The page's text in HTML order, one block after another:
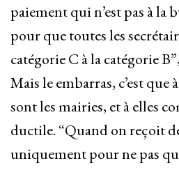
paiement qui n’est pas à la
pour que toutes les
catégorie C à la catégorie
Mais le embarras, c’est que
sont les mairies, et à elles
ductile. “Quand on reçoit
uniquement pour ne pas